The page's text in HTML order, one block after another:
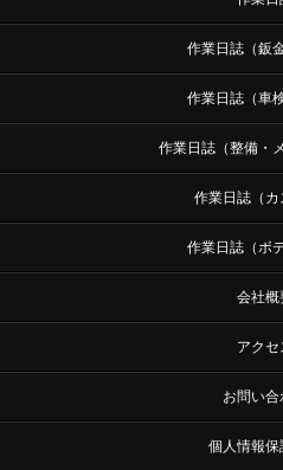
作業日誌（鈑
作業日誌（車
作業日誌（整備・
作業日誌（カ
作業日誌（ボ
会社概
アクセ
お問い合
個人情報保